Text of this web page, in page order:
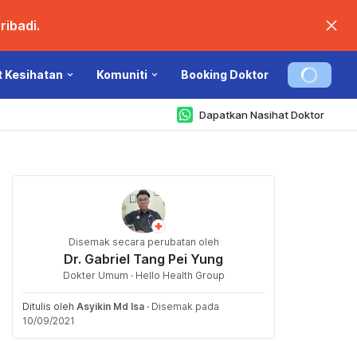
Kesihatan Komuniti Booking Doktor
Dapatkan Nasihat Doktor
Disemak secara perubatan oleh
Dr. Gabriel Tang Pei Yung
Dokter Umum · Hello Health Group
Ditulis oleh Asyikin Md Isa · Disemak pada
10/09/2021